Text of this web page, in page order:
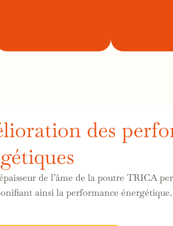
des
de l’âme de la poutre TRICA
ainsi la performance énergétique.